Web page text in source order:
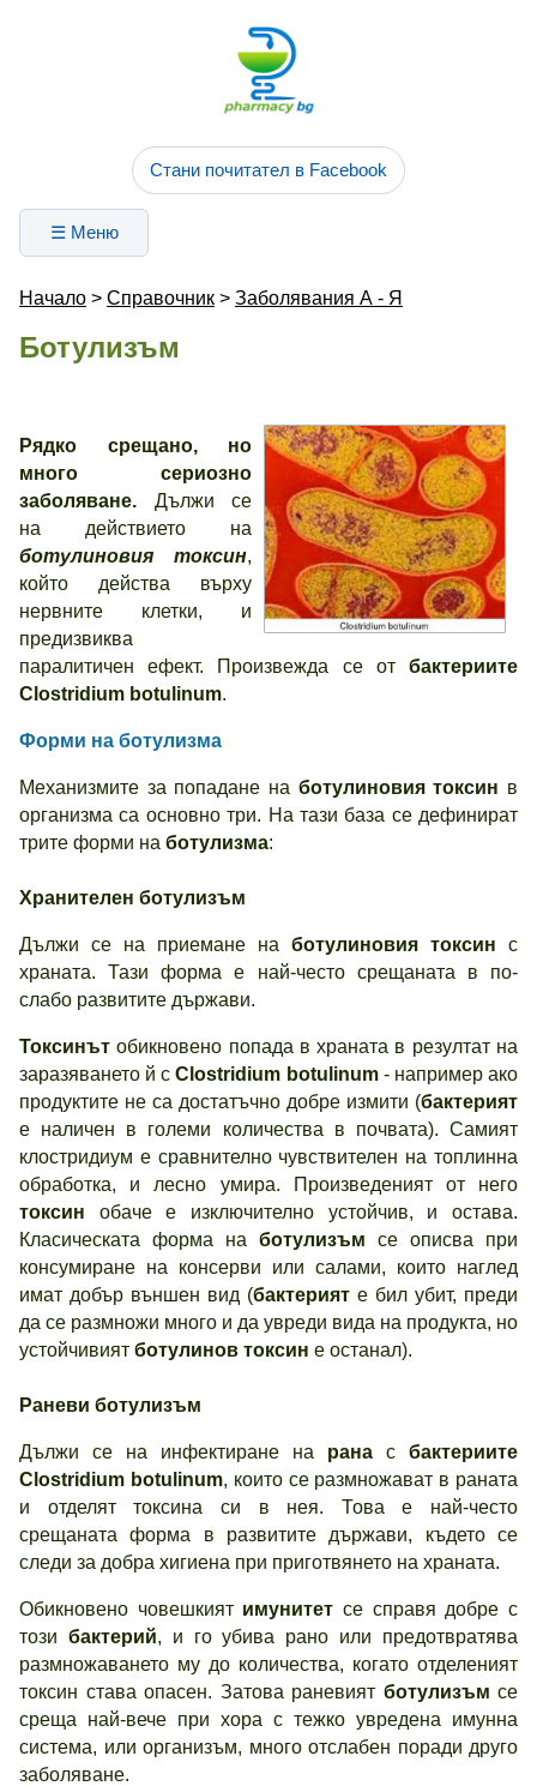
Стани почитател в Facebook
☰ Меню
Начало > Справочник > Заболявания А - Я
Ботулизъм
Рядко срещано, но
много сериозно
заболяване. Дължи се
на действието на
ботулиновия токсин,
който действа върху
нервните клетки, и
предизвиква
паралитичен ефект. Произвежда се отбактериите
Clostridium botulinum.
Форми на ботулизма
Механизмите за попадане на ботулиновия токсин в
организма са основно три. На тази база се дефинират
трите форми на ботулизма:
Хранителен ботулизъм
Дължи се на приемане на ботулиновия токсин с
храната. Тази форма е най-често срещаната в по-
слабо развитите държави.
Токсинът обикновено попада в храната в резултат на
заразяването й с Clostridium botulinum- например ако
продуктите не са достатъчно добре измити (бактерият
е наличен в големи количества в почвата). Самият
клостридиум е сравнително чувствителен на топлинна
обработка, и лесно умира. Произведеният от него
токсин обаче е изключително устойчив, и остава.
Класическата форма на ботулизъм се описва при
консумиране на консерви или салами, които наглед
имат добър външен вид (бактерият е бил убит, преди
да се размножи много и да увреди вида на продукта, но
устойчивият ботулинов токсин е останал).
Раневи ботулизъм
Дължи се на инфектиране на рана с бактериите
Clostridium botulinum, които се размножават в раната
и отделят токсина си в нея. Това е най-често
срещаната форма в развитите държави, където се
следи за добра хигиена при приготвянето на храната.
Обикновено човешкият имунитет се справя добре с
този бактерий, и го убива рано или предотвратява
размножаването му до количества, когато отделеният
токсин става опасен. Затова раневият ботулизъм се
среща най-вече при хора с тежко увредена имунна
система, или организъм, много отслабен поради друго
заболяване.